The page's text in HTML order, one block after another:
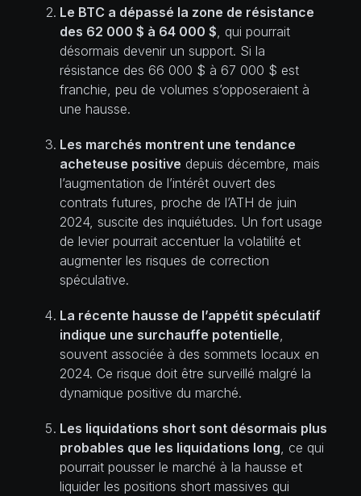
Le BTC a dépassé la zone de résistance
des 62 000 $ à 64 000 $ , qui pourrait
désormais devenir un support. Si la
résistance des 66 000 $ à 67 000 $ est
franchie, peu de volumes s’opposeraient à
une hausse.
Les marchés montrent une tendance
acheteuse positive depuis décembre, mais
l’augmentation de l’intérêt ouvert des
contrats futures, proche de l’ATH de juin
2024, suscite des inquiétudes. Un fort usage
de levier pourrait accentuer la volatilité et
augmenter les risques de correction
spéculative.
La récente hausse de l’appétit spéculatif
indique une surchauffe potentielle
souvent associée à des sommets locaux en
2024. Ce risque doit être surveillé malgré la
dynamique positive du marché.
Les liquidations short sont désormais plus
probables que les liquidations long , ce qui
pourrait pousser le marché à la hausse et
liquider les positions short massives qui